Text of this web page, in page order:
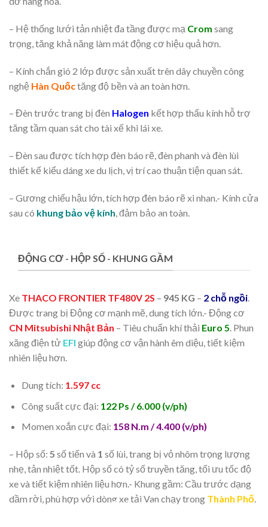
– Hệ thống lưới tản nhiệt đa tầng được mạ Crom sang
trọng, tăng khả năng làm mát động cơ hiệu quả hơn.
– Kính chắn gió 2 lớp được sản xuất trên dây chuyền công
nghệ Hàn Quốctăng độ bền và an toàn hơn.
– Đèn trước trang bị đèn Halogen kết hợp thấu kính hỗ trợ
tăng tầm quan sát cho tài xế khi lái xe.
– Đèn sau được tích hợp đèn báo rẽ, đèn phanh và đèn lùi
thiết kế kiểu dáng xe du lịch, vị trí cao thuận tiện quan sát.
– Gương chiếu hậu lớn, tích hợp đèn báo rẽ xi nhan.- Kính cửa
sau có khung bảo vệ kính, đảm bảo an toàn.
ĐỘNG CƠ - HỘP SỐ - KHUNG GẦM
Xe THACO FRONTIER TF480V 2S – 945 KG – 2 chỗ ngồi.
Được trang bị Động cơ mạnh mẽ, dung tích lớn.- Động cơ
CN Mitsubishi Nhật Bản – Tiêu chuẩn khí thải Euro 5. Phun
xăng điện tử EFI giúp động cơ vận hành êm diệu, tiết kiệm
nhiên liệu hơn.
Dung tích: 1.597 cc
Công suất cực đại: 122 Ps / 6.000 (v/ph)
Momen xoắn cực đại: 158 N.m / 4.400 (v/ph)
– Hộp số: 5 số tiến và 1 số lùi, trang bị vỏ nhôm trọng lượng
nhẹ, tản nhiệt tốt. Hộp số có tỷ số truyền tăng, tối ưu tốc độ
xe và tiết kiệm nhiên liệu hơn.- Khung gầm: Cầu trước dạng
dầm rời, phù hợp với dòng xe tải Van chạy trong Thành Phố.